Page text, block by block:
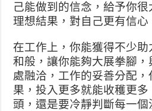
己能做到的信念，給予你
理想結果，對自己更有信心
在工作上，你能獲得不少
和般，讓你能夠大展拳腳，
處融洽，工作的妥善分配
果，投入更多就能收穫更
頭，還是要冷靜判斷每一